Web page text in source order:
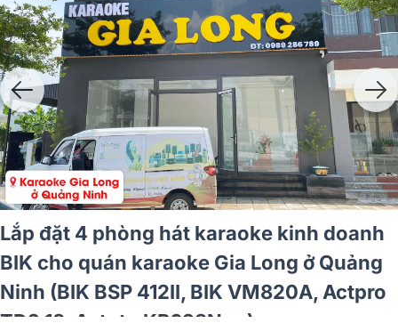
đặt 13 phòng hát karaoke box mini
quán ZING Box ở Đồng Nai (BIK BJ-
Bksound DKA 6500)